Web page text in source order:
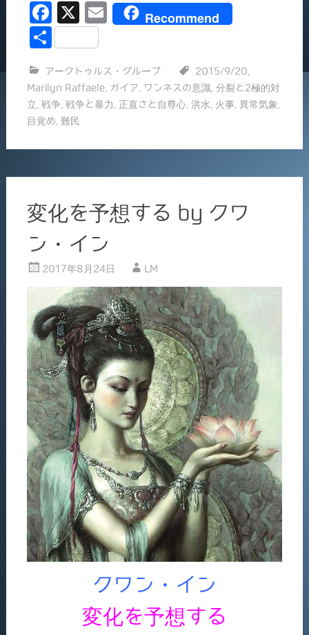
み
中…
F
a
e
b
o
o
X
E
l
Recommend
共
アークトゥルス・グループ 2015/9/20
Marilyn Raffaele, ガイア ワンネスの意識 分裂と2極的対
立 戦争 戦争と暴力 正直さと自尊心, 洪水 火事, 異常気象
目覚め
難民
変化を予想する by クワ
ン・イン
2017年8月24日 LM
クワン・イン
変化を予想する